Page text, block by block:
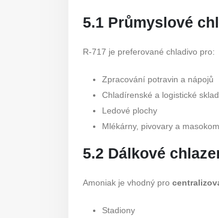
5.1 Průmyslové
R-717 je preferované chladivo pro:
Zpracování potravin a nápojů
Chladírenské a logistické
Ledové plochy
Mlékárny, pivovary a
5.2 Dálkové
Amoniak je vhodný pro
Stadiony